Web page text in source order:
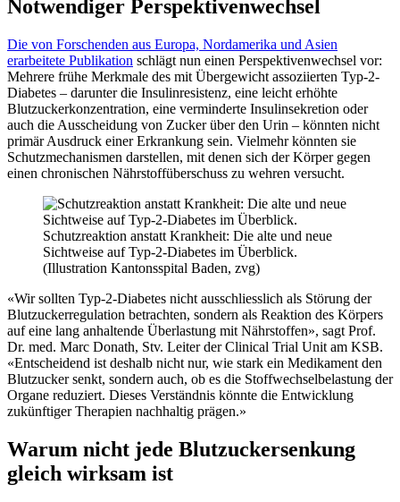
Notwendiger Perspektivenwechsel
Die von Forschenden aus Europa, Nordamerika und Asien
erarbeitete Publikation schlägt nun einen Perspektivenwechsel vor:
Mehrere frühe Merkmale des mit Übergewicht assoziierten Typ-2-
Diabetes – darunter die Insulinresistenz, eine leicht erhöhte
Blutzuckerkonzentration, eine verminderte Insulinsekretion oder
auch die Ausscheidung von Zucker über den Urin – könnten nicht
primär Ausdruck einer Erkrankung sein. Vielmehr könnten sie
Schutzmechanismen darstellen, mit denen sich der Körper gegen
einen chronischen Nährstoffüberschuss zu wehren versucht.
Schutzreaktion anstatt Krankheit: Die alte und neue
Sichtweise auf Typ-2-Diabetes im Überblick.
(Illustration Kantonsspital Baden, zvg)
«Wir sollten Typ-2-Diabetes nicht ausschliesslich als Störung der
Blutzuckerregulation betrachten, sondern als Reaktion des Körpers
auf eine lang anhaltende Überlastung mit Nährstoffen», sagt Prof.
Dr. med. Marc Donath, Stv. Leiter der Clinical Trial Unit am KSB.
«Entscheidend ist deshalb nicht nur, wie stark ein Medikament den
Blutzucker senkt, sondern auch, ob es die Stoffwechselbelastung der
Organe reduziert. Dieses Verständnis könnte die Entwicklung
zukünftiger Therapien nachhaltig prägen.»
Warum nicht jede Blutzuckersenkung
gleich wirksam ist